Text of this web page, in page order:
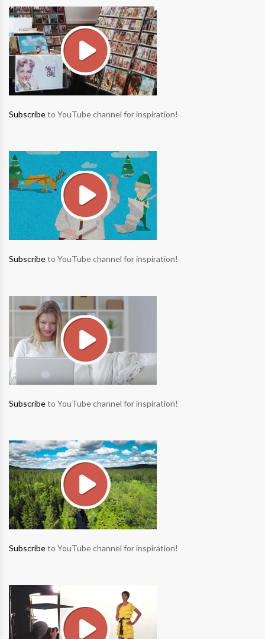
Subscribeto YouTube channel for inspiration!
Subscribeto YouTube channel for inspiration!
Subscribeto YouTube channel for inspiration!
Subscribeto YouTube channel for inspiration!